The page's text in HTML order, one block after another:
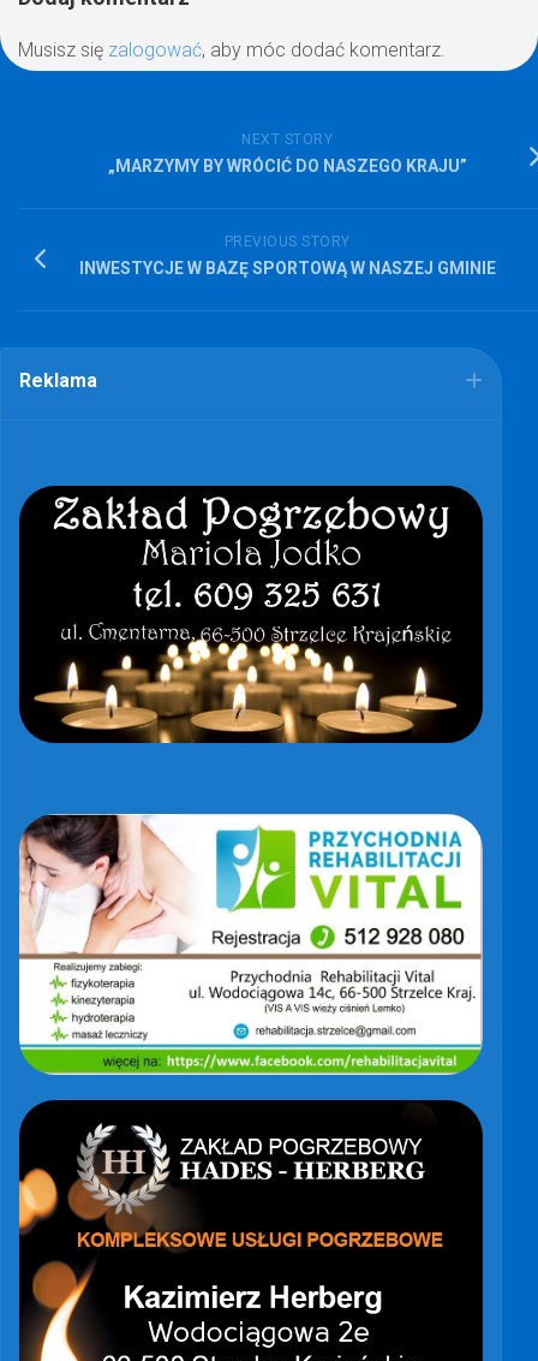
Musisz się zalogować, aby móc dodać komentarz.
NEXT STORY
„MARZYMY BY WRÓCIĆ DO NASZEGO KRAJU”
PREVIOUS STORY
INWESTYCJE W BAZĘ SPORTOWĄ W NASZEJ GMINIE
Reklama